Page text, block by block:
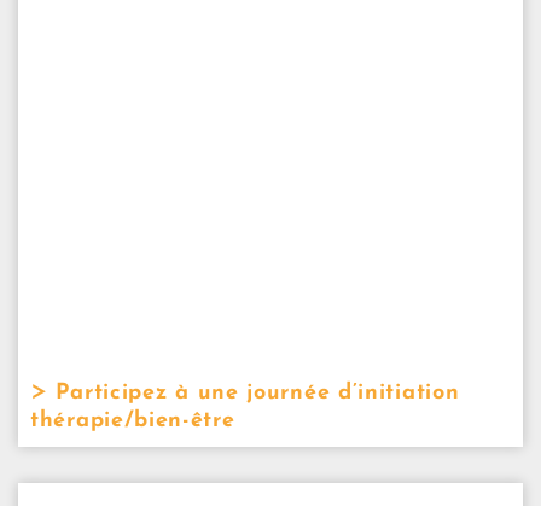
Participez à une journée d’initiation
thérapie/bien-être